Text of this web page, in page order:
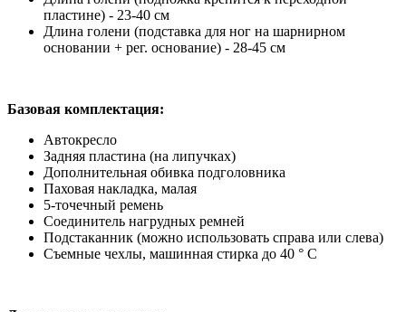
пластине) - 23-40 см
Длина голени (подставка для ног на шарнирном
основании + рег. основание) - 28-45 см
Базовая комплектация:
Автокресло
Задняя пластина (на липучках)
Дополнительная обивка подголовника
Паховая накладка, малая
5-точечный ремень
Соединитель нагрудных ремней
Подстаканник (можно использовать справа или слева)
Съемные чехлы, машинная стирка до 40 ° C